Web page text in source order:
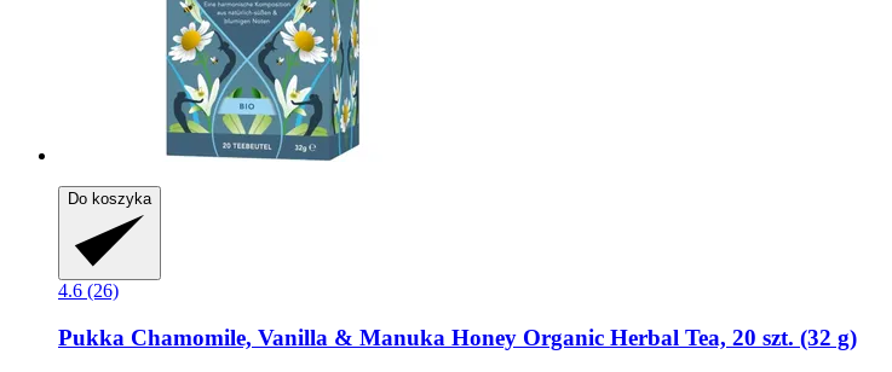
Do koszyka
4.6 (26)
Pukka Chamomile, Vanilla & Manuka Honey Organic Herbal Tea, 20 szt. (32 g)